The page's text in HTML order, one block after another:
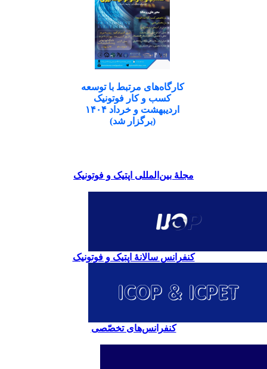
کارگاه‌های مرتبط با توسعه
کسب و کار فوتونیک
اردیبهشت و خرداد ۱۴۰۴
(برگزار شد)
مجلۀ بین‌المللی اپتیک و فوتونیک
کنفرانس سالانۀ اپتیک و فوتونیک
کنفرانس‌های تخصّصی